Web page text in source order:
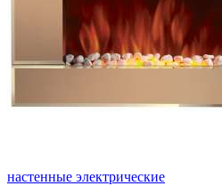
настенные электрические